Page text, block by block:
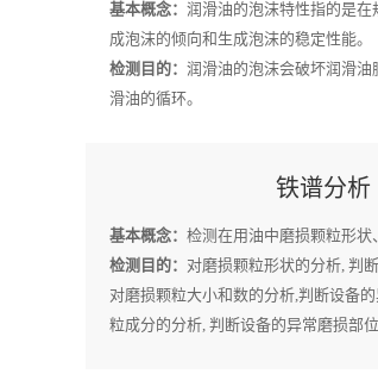
基本概念： 润滑油的泡沫特性指的是在
成泡沫的倾向和生成泡沫的稳定性能。
检测目的： 润滑油的泡沫会破坏润滑油
滑油的循环。
铁谱分析
基本概念： 检测在用油中磨损颗粒形状
检测目的： 对磨损颗粒形状的分析, 判
对磨损颗粒大小和数的分析,判断设备
粒成分的分析, 判断设备的异常磨损部位